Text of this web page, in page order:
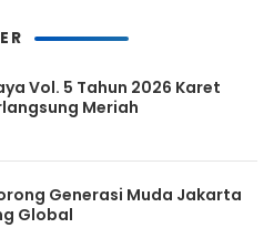
Vol. 5 Tahun 2026 Karet
Meriah
Generasi Muda Jakarta
Global